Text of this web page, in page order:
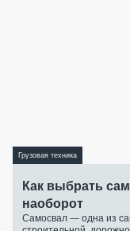
Грузовая техника
Как выбрать
наоборот
Самосвал — одна из